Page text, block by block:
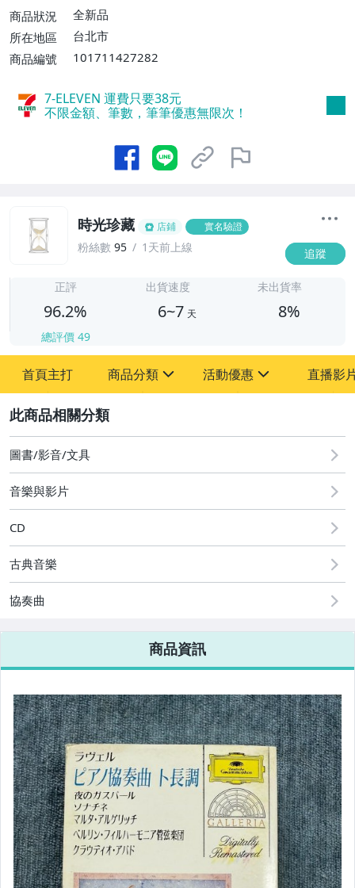
運費$60、滿5件或消費滿$1298免運
費】、宅配/貨運【單件運費$120、滿5件
商品狀況
全新品
所在地區
台北市
商品編號
101711427282
7-ELEVEN 運費只要38元
不限金額、筆數，筆筆優惠無限次！
時光珍藏 店鋪 實名驗證
粉絲數 95 1天前上線 追蹤
正評
96.2%
總評價 49
出貨速度
6~7 天
未出貨率
8%
首頁主打 商品分類
其它
活動優惠
[全店] 粉絲專享
[全店] 週年慶
直播影
圖書/影音/文具
音樂與影片
CD
古典音樂
協奏曲
商品資訊